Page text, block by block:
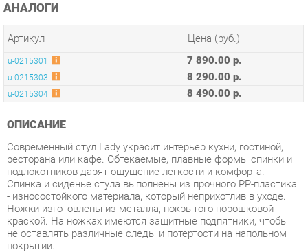
u-0215303 8 290.00 р.
ОПИСАНИЕ
Современный стул Lady украсит интерьер кухни, гостиной,
подлокотников дарят ощущение легкости и комфорта.
- износостойкого материала, который неприхотлив в уходе.
Ножки изготовлены из металла, покрытого порошковой
краской. На ножках имеются защитные подпятники, чтобы
не оставлять различные следы и потертости на напольном
покрытии.
Условия покупки
Благодаря качественным фото, исчерпывающей информации